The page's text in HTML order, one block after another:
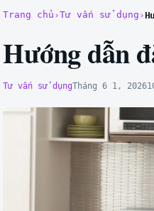
Trang chủ Tư vấn sử dụng
Hướng dẫn
Tư vấn sử dụngTháng 6 1, 2026